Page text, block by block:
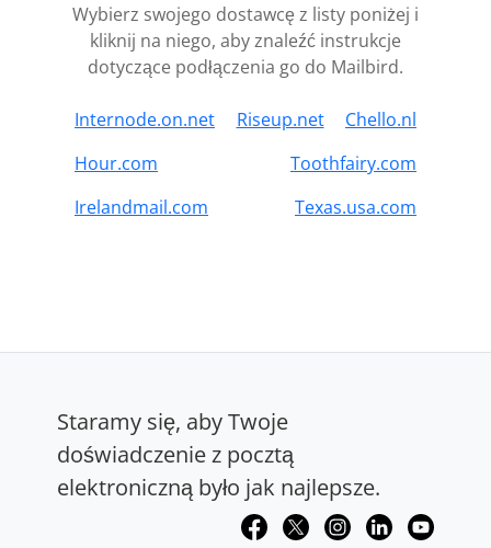
Wybierz swojego dostawcę z listy poniżej i
kliknij na niego, aby znaleźć instrukcje
dotyczące podłączenia go do Mailbird.
Internode.on.net Riseup.net
Chello.nl
Hour.com
Toothfairy.com
Irelandmail.com
Texas.usa.com
Staramy się, aby Twoje
doświadczenie z pocztą
elektroniczną było jak najlepsze.